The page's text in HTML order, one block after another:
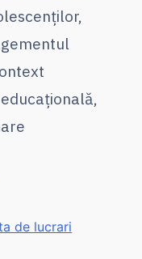
de lucrari